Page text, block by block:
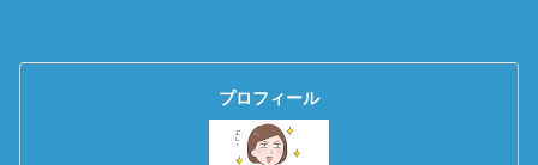
プロフィール